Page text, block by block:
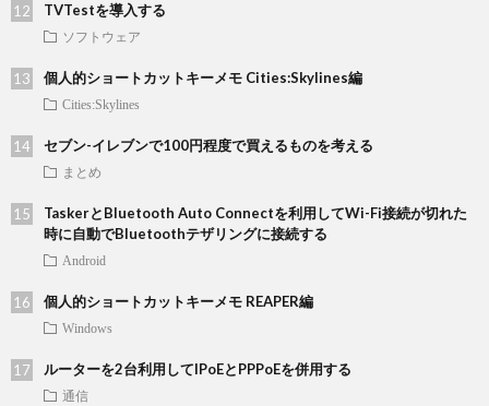
TVTestを導入する
ソフトウェア
個人的ショートカットキーメモ Cities:Skylines編
Cities:Skylines
セブン-イレブンで100円程度で買えるものを考える
まとめ
TaskerとBluetooth Auto Connectを利用してWi-Fi接続が切れた
時に自動でBluetoothテザリングに接続する
Android
個人的ショートカットキーメモ REAPER編
Windows
ルーターを2台利用してIPoEとPPPoEを併用する
通信